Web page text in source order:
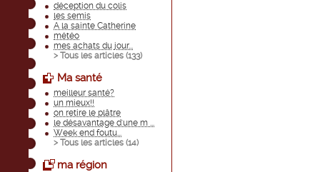
déception du colis
les semis
A la sainte Catherine
météo
mes achats du jour...
> Tous les articles (133)
Ma santé
meilleur santé?
un mieux!!
on retire le plâtre
le désavantage d'une m ...
Week end foutu...
> Tous les articles (14)
ma région